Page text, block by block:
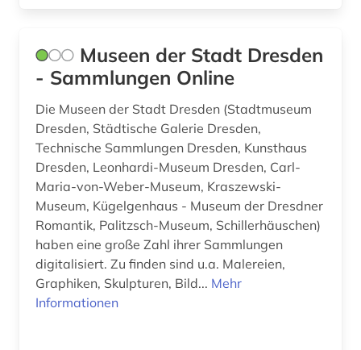
Museen der Stadt Dresden
- Sammlungen Online
Die Museen der Stadt Dresden (Stadtmuseum
Dresden, Städtische Galerie Dresden,
Technische Sammlungen Dresden, Kunsthaus
Dresden, Leonhardi-Museum Dresden, Carl-
Maria-von-Weber-Museum, Kraszewski-
Museum, Kügelgenhaus - Museum der Dresdner
Romantik, Palitzsch-Museum, Schillerhäuschen)
haben eine große Zahl ihrer Sammlungen
digitalisiert. Zu finden sind u.a. Malereien,
Graphiken, Skulpturen, Bild... Mehr
Informationen